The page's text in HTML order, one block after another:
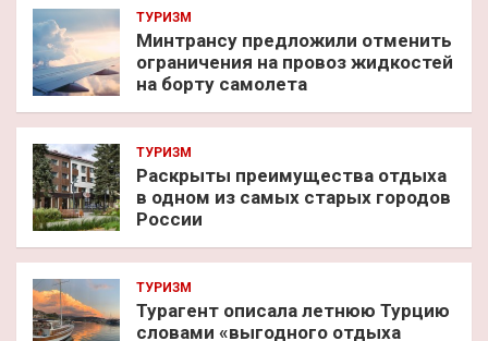
ТУРИЗМ
Минтрансу предложили отменить
ограничения на провоз жидкостей
на борту самолета
ТУРИЗМ
Раскрыты преимущества отдыха
в одном из самых старых городов
России
ТУРИЗМ
Турагент описала летнюю Турцию
словами «выгодного отдыха